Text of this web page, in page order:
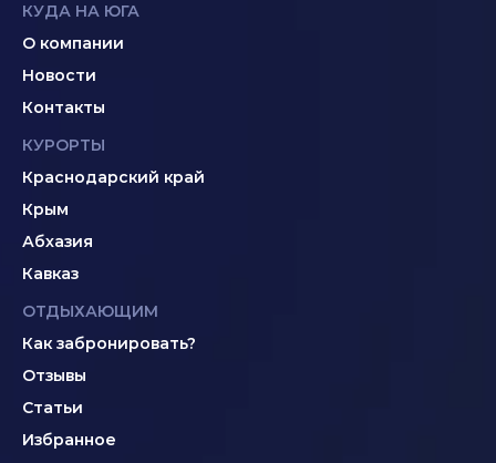
КУДА НА ЮГА
О компании
Новости
Контакты
КУРОРТЫ
Краснодарский край
Крым
Абхазия
Кавказ
ОТДЫХАЮЩИМ
Как забронировать?
Отзывы
Статьи
Избранное